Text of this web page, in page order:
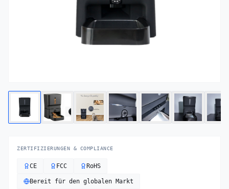
ZERTIFIZIERUNGEN & COMPLIANCE
CE FCC RoHS
Bereit für den globalen Markt